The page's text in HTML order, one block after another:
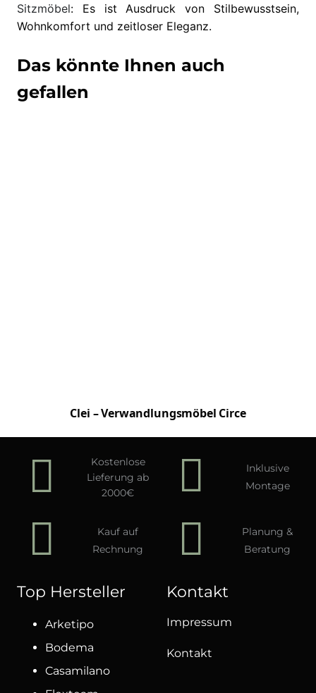
Sitzmöbel: Es ist Ausdruck von Stilbewusstsein,
Wohnkomfort und zeitloser Eleganz.
Das könnte Ihnen auch
gefallen
Clei – Verwandlungsmöbel Circe
Kostenlose
Lieferung ab
2000€
Inklusive
Montage
Kauf auf
Rechnung
Planung &
Beratung
Top Hersteller
Arketipo
Bodema
Casamilano
Kontakt
Impressum
Kontakt